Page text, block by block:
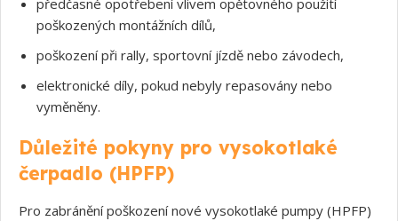
poškozených montážních dílů,
poškození při rally, sportovní jízdě nebo závodech,
elektronické díly, pokud nebyly repasovány nebo
vyměněny.
Důležité pokyny pro vysokotlaké
čerpadlo (HPFP)
Pro zabránění poškození nové vysokotlaké pumpy (HPFP)